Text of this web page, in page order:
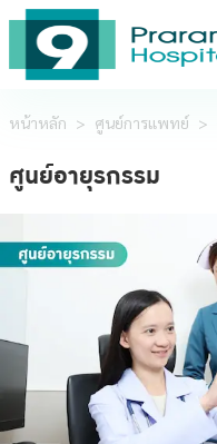
หน้าหลัก > ศูนย์การแพทย์ >
ศูนย์อายุรกรรม